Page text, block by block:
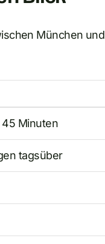
München und
45 Minuten
tagsüber